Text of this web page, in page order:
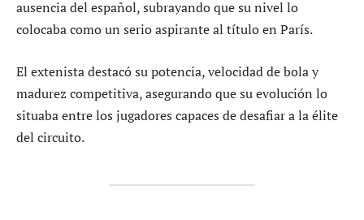
ausencia del español, subrayando que su nivel lo
colocaba como un serio aspirante al título en París.
El extenista destacó su potencia, velocidad de bola y
madurez competitiva, asegurando que su evolución lo
situaba entre los jugadores capaces de desafiar a la élite
del circuito.